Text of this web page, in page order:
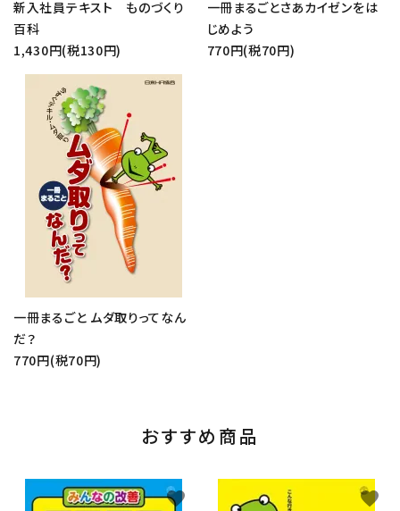
新入社員テキスト ものづくり
百科
1,430円(税130円)
一冊まるごとさあカイゼンをは
じめよう
770円(税70円)
一冊まるごと ムダ取りってなん
だ？
770円(税70円)
おすすめ商品
favorite favorite